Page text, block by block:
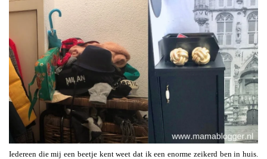
Iedereen die mij een beetje kent weet dat ik een enorme zeikerd ben in huis.